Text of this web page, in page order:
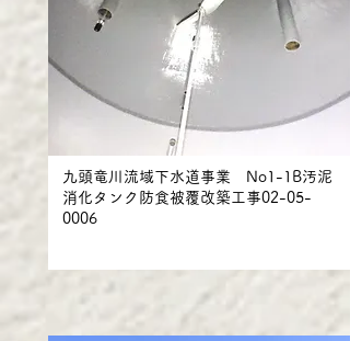
九頭竜川流域下水道事業 No1-1B汚泥
消化タンク防食被覆改築工事02-05-
0006